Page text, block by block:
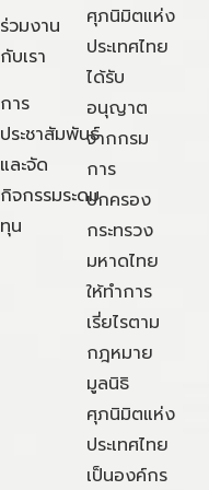
ร่วมงาน
กับเรา
การ
ประชาสัมพันธ์
และจัด
กิจกรรมระดม
ทุน
ศุภนิมิตแห่ง
ประเทศไทย
ได้รับ
อนุญาต
จากกรม
การ
ปกครอง
กระทรวง
มหาดไทย
ให้ทำการ
เรี่ยไรตาม
กฎหมาย
มูลนิธิ
ศุภนิมิตแห่ง
ประเทศไทย
เป็นองค์กร